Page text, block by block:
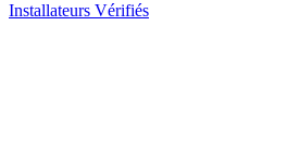
Installateurs Vérifiés